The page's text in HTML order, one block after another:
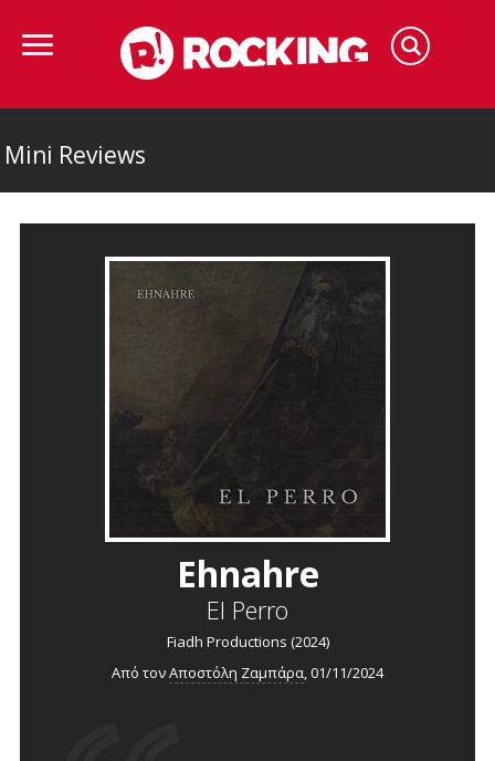
Mini Reviews
Ehnahre
El Perro
Fiadh Productions (2024)
Από τονΑποστόλη Ζαμπάρα, 01/11/2024